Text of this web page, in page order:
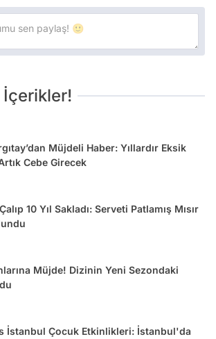
İçerikler!
Müjdeli Haber: Yıllardır Eksik
Cebe Girecek
10 Yıl Sakladı: Serveti Patlamış Mısır
Müjde! Dizinin Yeni Sezondaki
İstanbul Çocuk Etkinlikleri: İstanbul'da